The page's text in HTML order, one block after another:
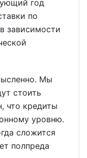
год
по
зависимости
Мы
стоить
что кредиты
уровню.
сложится
полпреда